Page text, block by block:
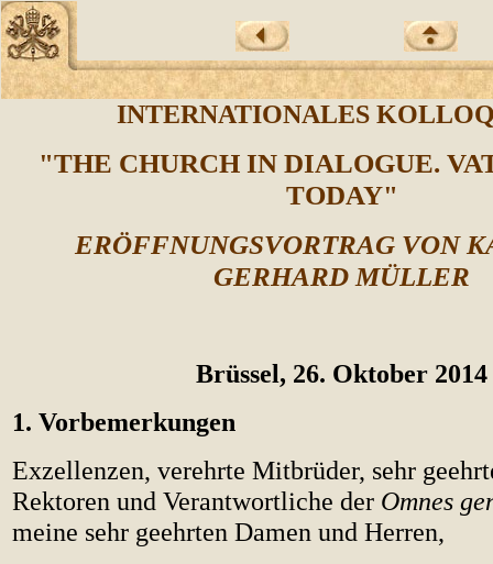
INTERNATIONALES
"THE CHURCH IN DIALOGUE.
TODAY"
ERÖFFNUNGSVORTRAG VON
GERHARD MÜLLER
Brüssel, 26. Oktober 2014
1. Vorbemerkungen
Exzellenzen, verehrte Mitbrüder, sehr
Rektoren und Verantwortliche der Omnes
meine sehr geehrten Damen und Herren,